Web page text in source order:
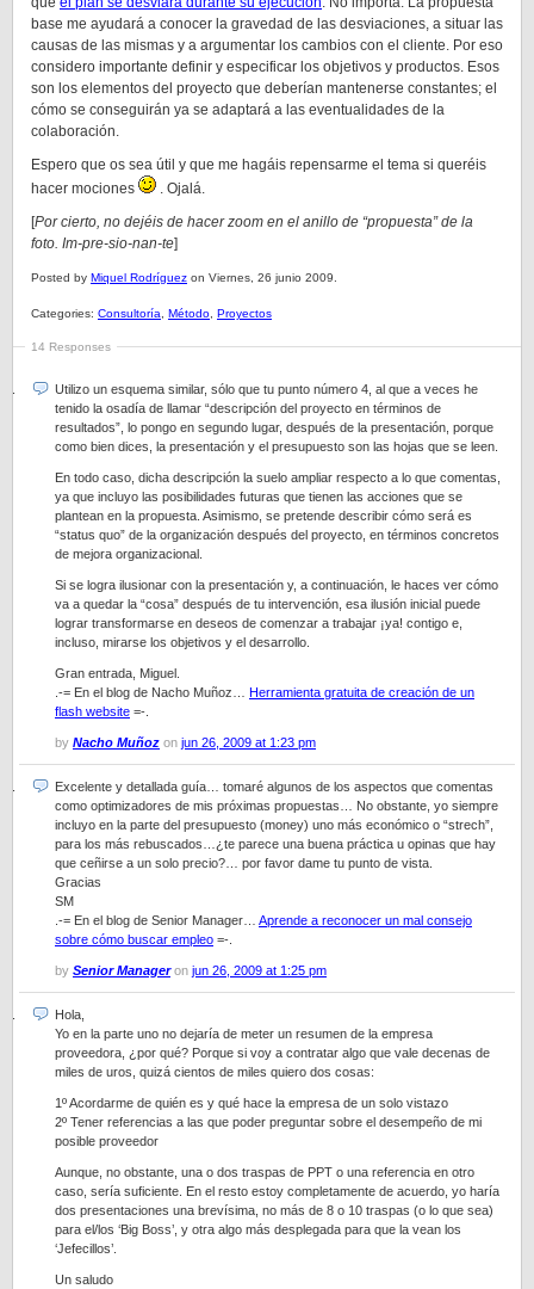
base me ayudará a conocer la gravedad de las desviaciones, a situar las
causas de las mismas y a argumentar los cambios con el cliente. Por eso
considero importante definir y especificar los objetivos y productos. Esos
son los elementos del proyecto que deberían mantenerse constantes; el
cómo se conseguirán ya se adaptará a las eventualidades de la
colaboración.
Espero que os sea útil y que me hagáis repensarme el tema si queréis
hacer mociones
. Ojalá.
[Por cierto, no dejéis de hacer zoom en el anillo de “propuesta” de la
foto. Im-pre-sio-nan-te]
Posted by Miquel Rodríguez on Viernes, 26 junio 2009.
Categories: Consultoría Método Proyectos
14 Responses
Utilizo un esquema similar, sólo que tu punto número 4, al que a veces he
tenido la osadía de llamar “descripción del proyecto en términos de
resultados”, lo pongo en segundo lugar, después de la presentación, porque
como bien dices, la presentación y el presupuesto son las hojas que se leen.
En todo caso, dicha descripción la suelo ampliar respecto a lo que comentas,
ya que incluyo las posibilidades futuras que tienen las acciones que se
plantean en la propuesta. Asimismo, se pretende describir cómo será es
“status quo” de la organización después del proyecto, en términos concretos
de mejora organizacional.
Si se logra ilusionar con la presentación y, a continuación, le haces ver cómo
va a quedar la “cosa” después de tu intervención, esa ilusión inicial puede
lograr transformarse en deseos de comenzar a trabajar ¡ya! contigo e,
incluso, mirarse los objetivos y el desarrollo.
Gran entrada, Miguel.
.-= En el blog de Nacho Muñoz… Herramienta gratuita de creación de un
flash website =-.
by Nacho Muñoz on jun 26, 2009 at 1:23 pm
Excelente y detallada guía… tomaré algunos de los aspectos que comentas
como optimizadores de mis próximas propuestas… No obstante, yo siempre
incluyo en la parte del presupuesto (money) uno más económico o “strech”,
para los más rebuscados…¿te parece una buena práctica u opinas que hay
que ceñirse a un solo precio?… por favor dame tu punto de vista.
Gracias
SM
.-= En el blog de Senior Manager… Aprende a reconocer un mal consejo
sobre cómo buscar empleo =-.
by Senior Manageron jun 26, 2009 at 1:25 pm
Hola,
Yo en la parte uno no dejaría de meter un resumen de la empresa
proveedora, ¿por qué? Porque si voy a contratar algo que vale decenas de
miles de uros, quizá cientos de miles quiero dos cosas:
1º Acordarme de quién es y qué hace la empresa de un solo vistazo
2º Tener referencias a las que poder preguntar sobre el desempeño de mi
posible proveedor
Aunque, no obstante, una o dos traspas de PPT o una referencia en otro
caso, sería suficiente. En el resto estoy completamente de acuerdo, yo haría
dos presentaciones una brevísima, no más de 8 o 10 traspas (o lo que sea)
para el/los ‘Big Boss’, y otra algo más desplegada para que la vean los
‘Jefecillos’.
Un saludo